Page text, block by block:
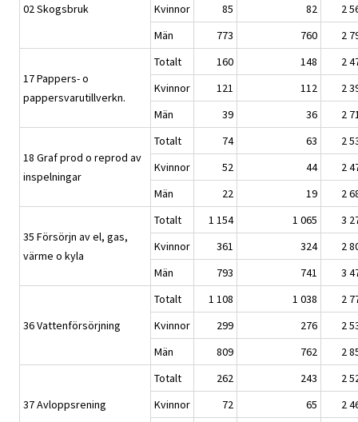
02 Skogsbruk
Kvinnor
85 82
2
Män
773 760 2
17 Pappers- o
pappersvarutillverkn.
Totalt 160 148
2
Kvinnor
121 112
2
Män
39 36 2
18 Graf prod o reprod av
inspelningar
Totalt 74 63
2
Kvinnor
52 44
2
Män
22 19 2
35 Försörjn av el, gas,
värme o kyla
Totalt 1 154 1 065
3
Kvinnor
361 324
2
Män
793 741 3
36 Vattenförsörjning
Totalt 1 108 1 038
2
Kvinnor
299 276
2
Män
809 762 2
37 Avloppsrening
Totalt 262 243
2
Kvinnor
72 65
2